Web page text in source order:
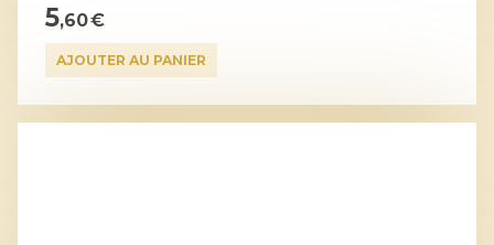
5,60 €
AJOUTER AU PANIER